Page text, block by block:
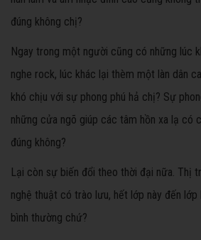
đúng không chị?
Ngay trong một người cũng có những lúc
nghe rock, lúc khác lại thèm một làn dân
khó chịu với sự phong phú hả chị? Sự
những cửa ngõ giúp các tâm hồn xa lạ có
đúng không?
Lại còn sự biến đổi theo thời đại nữa. Thị
nghệ thuật có trào lưu, hết lớp này đến
bình thường chứ?